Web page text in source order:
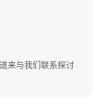
来与我们联系探讨